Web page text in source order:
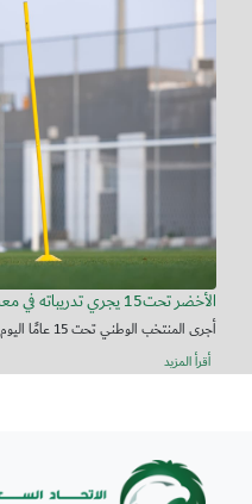
الأخضر تحت15 يجري تدريباته في معسكر أبها
أجرى المنتخب الوطني تحت 15 عامًا اليوم الخميس تدريباته ضمن معسكره الإع...
أقرأ المزيد